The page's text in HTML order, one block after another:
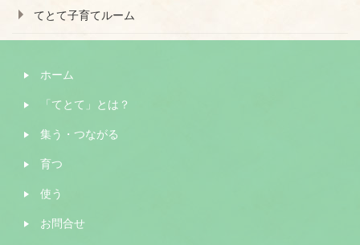
てとて子育てルーム
ホーム
「てとて」とは？
集う・つながる
育つ
使う
お問合せ